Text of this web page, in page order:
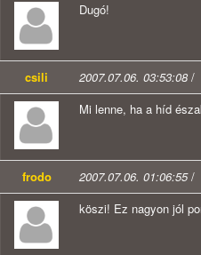
Dugó!
csili 2007.07.06. 03:53:08 /
Mi lenne, ha a híd
frodo 2007.07.06. 01:06:55/
köszi! Ez nagyon jól